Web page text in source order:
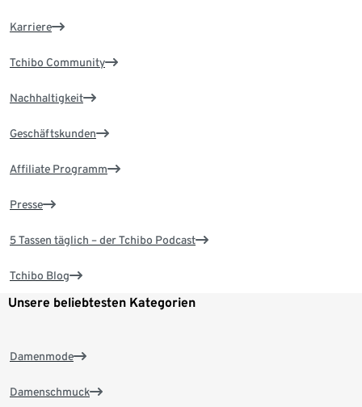
Karriere
Tchibo Community
Nachhaltigkeit
Geschäftskunden
Affiliate Programm
Presse
5 Tassen täglich – der Tchibo Podcast
Tchibo Blog
Unsere beliebtesten Kategorien
Damenmode
Damenschmuck